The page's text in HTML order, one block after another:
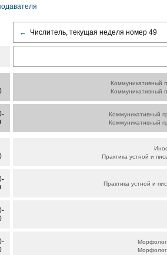
← Числитель, текущая неделя номер 49
Коммуникативный
Коммуникативный
Коммуникативный
Коммуникативный
Практика устной и
Практика устной и